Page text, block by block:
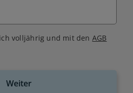
volljährig und mit den AGB
Weiter